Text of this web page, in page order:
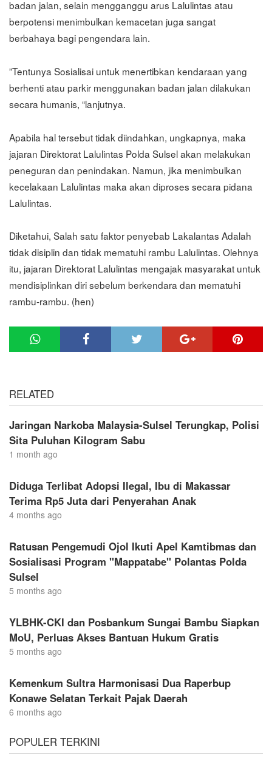
badan jalan, selain mengganggu arus Lalulintas atau
berpotensi menimbulkan kemacetan juga sangat
berbahaya bagi pengendara lain.
”Tentunya Sosialisai untuk menertibkan kendaraan yang
berhenti atau parkir menggunakan badan jalan dilakukan
secara humanis, “lanjutnya.
Apabila hal tersebut tidak diindahkan, ungkapnya, maka
jajaran Direktorat Lalulintas Polda Sulsel akan melakukan
peneguran dan penindakan. Namun, jika menimbulkan
kecelakaan Lalulintas maka akan diproses secara pidana
Lalulintas.
Diketahui, Salah satu faktor penyebab Lakalantas Adalah
tidak disiplin dan tidak mematuhi rambu Lalulintas. Olehnya
itu, jajaran Direktorat Lalulintas mengajak masyarakat untuk
mendisiplinkan diri sebelum berkendara dan mematuhi
rambu-rambu. (hen)
RELATED
Jaringan Narkoba Malaysia-Sulsel Terungkap, Polisi
Sita Puluhan Kilogram Sabu
1 month ago
Diduga Terlibat Adopsi Ilegal, Ibu di Makassar
Terima Rp5 Juta dari Penyerahan Anak
4 months ago
‎Ratusan Pengemudi Ojol Ikuti Apel Kamtibmas dan
Sosialisasi Program "Mappatabe" Polantas Polda
Sulsel
5 months ago
YLBHK-CKI dan Posbankum Sungai Bambu Siapkan
MoU, Perluas Akses Bantuan Hukum Gratis
5 months ago
Kemenkum Sultra Harmonisasi Dua Raperbup
Konawe Selatan Terkait Pajak Daerah
6 months ago
POPULER TERKINI